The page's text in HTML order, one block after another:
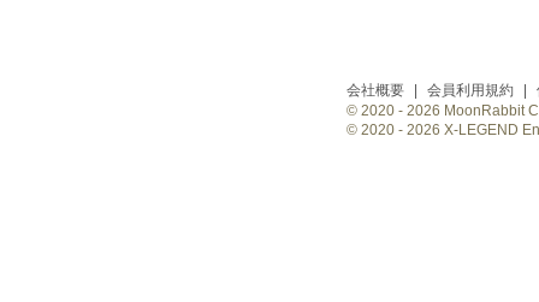
会社概要 会員利用規約
© 2020 - 2026 MoonRabbit
© 2020 - 2026 X-LEGEND